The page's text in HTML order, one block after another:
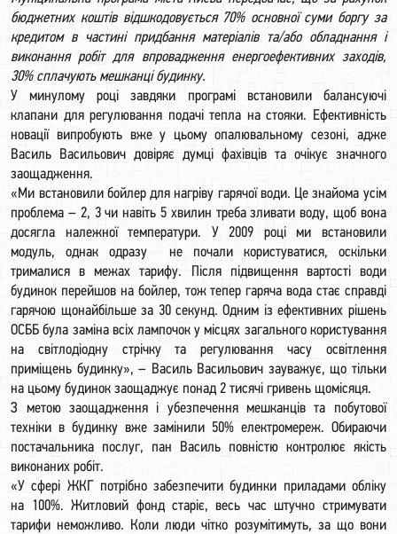
бюджетних коштів відшкодовується 70% основної суми боргу за
кредитом в частині придбання матеріалів та/або обладнання і
виконання робіт для впровадження енергоефективних заходів,
30% сплачують мешканці будинку.
У минулому році завдяки програмі встановили балансуючі
клапани для регулювання подачі тепла на стояки. Ефективність
новації випробують вже у цьому опалювальному сезоні, адже
Василь Васильович довіряє думці фахівців та очікує значного
заощадження.
«Ми встановили бойлер для нагріву гарячої води. Це знайома усім
проблема – 2, 3 чи навіть 5 хвилин треба зливати воду, щоб вона
досягла належної температури. У 2009 році ми встановили
модуль, однак одразу не почали користуватися, оскільки
трималися в межах тарифу. Після підвищення вартості води
будинок перейшов на бойлер, тож тепер гаряча вода стає справді
гарячою щонайбільше за 30 секунд. Одним із ефективних рішень
ОСББ була заміна всіх лампочок у місцях загального користування
на світлодіодну стрічку та регулювання часу освітлення
приміщень будинку», – Василь Васильович зауважує, що тільки
на цьому будинок заощаджує понад 2 тисячі гривень щомісяця.
З метою заощадження і убезпечення мешканців та побутової
техніки в будинку вже замінили 50% електромереж. Обираючи
постачальника послуг, пан Василь повністю контролює якість
виконаних робіт.
«У сфері ЖКГ потрібно забезпечити будинки приладами обліку
на 100%. Житловий фонд старіє, весь час штучно стримувати
тарифи неможливо. Коли люди чітко розумітимуть, за що вони